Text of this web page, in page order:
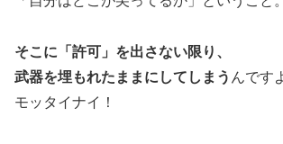
そこに「許可」を出さない限り、
武器を埋もれたままにしてしまう んです
モッタイナイ！